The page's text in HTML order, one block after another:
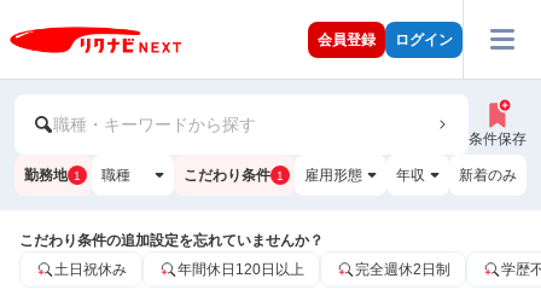
会員登録 ログイン
職種・キーワードから探す
条件保存
勤務地 1 職種 こだわり条件 1 雇用形態 年収 新着のみ
こだわり条件の追加設定を忘れていませんか？
土日祝休み
年間休日120日以上 完全週休2日制 学歴